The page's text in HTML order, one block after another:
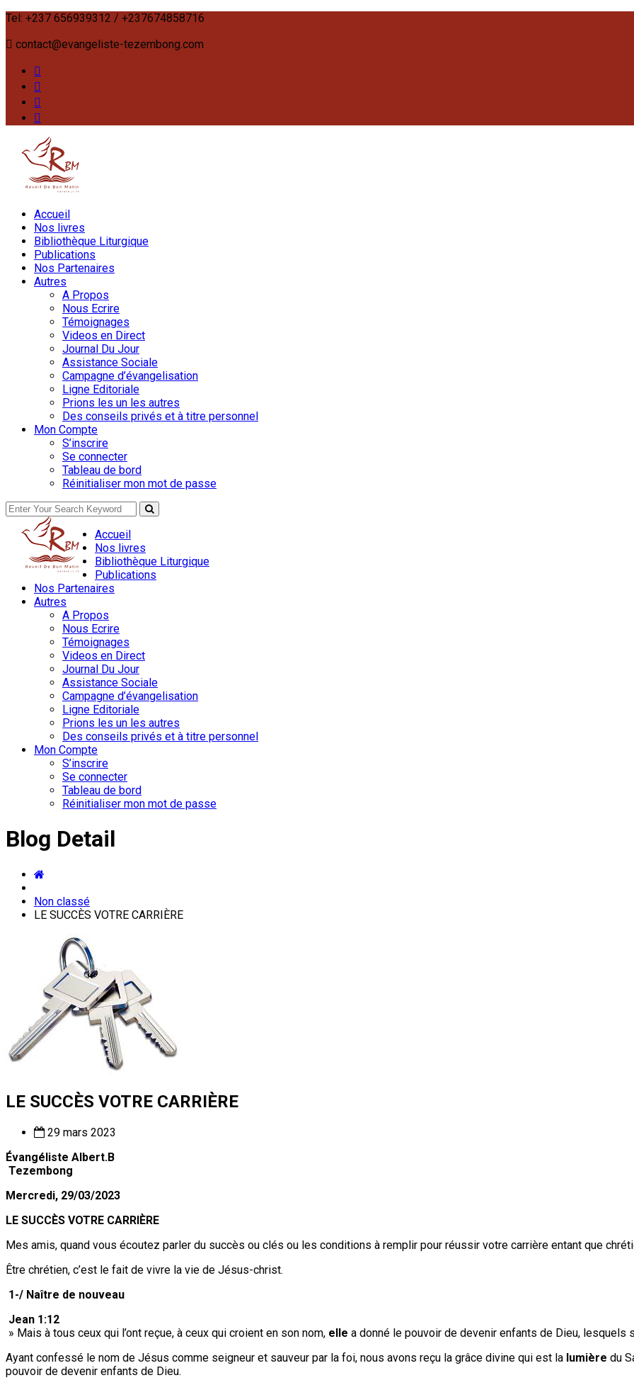
Tel: +237 656939312 / +237674858716
contact@evangeliste-tezembong.com
Accueil
Nos livres
Bibliothèque Liturgique
Publications
Nos Partenaires
Autres
A Propos
Nous Ecrire
Témoignages
Videos en Direct
Journal Du Jour
Assistance Sociale
Campagne d’évangelisation
Ligne Editoriale
Prions les un les autres
Des conseils privés et à titre personnel
Mon Compte
S’inscrire
Se connecter
Tableau de bord
Réinitialiser mon mot de passe
Accueil
Nos livres
Bibliothèque Liturgique
Publications
Nos Partenaires
Autres
A Propos
Nous Ecrire
Témoignages
Videos en Direct
Journal Du Jour
Assistance Sociale
Campagne d’évangelisation
Ligne Editoriale
Prions les un les autres
Des conseils privés et à titre personnel
Mon Compte
S’inscrire
Se connecter
Tableau de bord
Réinitialiser mon mot de passe
Blog Detail
Non classé
LE SUCCÈS VOTRE CARRIÈRE
LE SUCCÈS VOTRE CARRIÈRE
29 mars 2023
Évangéliste Albert.B
Tezembong
Mercredi, 29/03/2023
LE SUCCÈS VOTRE CARRIÈRE
Mes amis, quand vous écoutez parler du succès ou clés ou les conditions à remplir pour réussir votre carrière entant que
Être chrétien, c’est le fait de vivre la vie de Jésus-christ.
1-/ Naître de nouveau
Jean 1:12
» Mais à tous ceux qui l’ont reçue, à ceux qui croient en son nom, elle a donné le pouvoir de devenir enfants de Dieu, lesquels
Ayant confessé le nom de Jésus comme seigneur et sauveur par la foi, nous avons reçu la grâce divine qui est la lumière du
pouvoir de devenir enfants de Dieu.